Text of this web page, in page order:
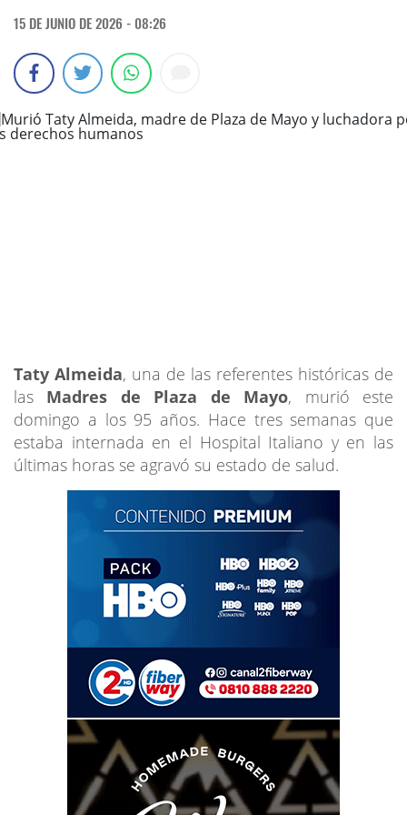
15 DE JUNIO DE 2026 - 08:26
Taty Almeida, una de las referentes históricas de
las Madres de Plaza de Mayo, murió este
domingo a los 95 años. Hace tres semanas que
estaba internada en el Hospital Italiano y en las
últimas horas se agravó su estado de salud.